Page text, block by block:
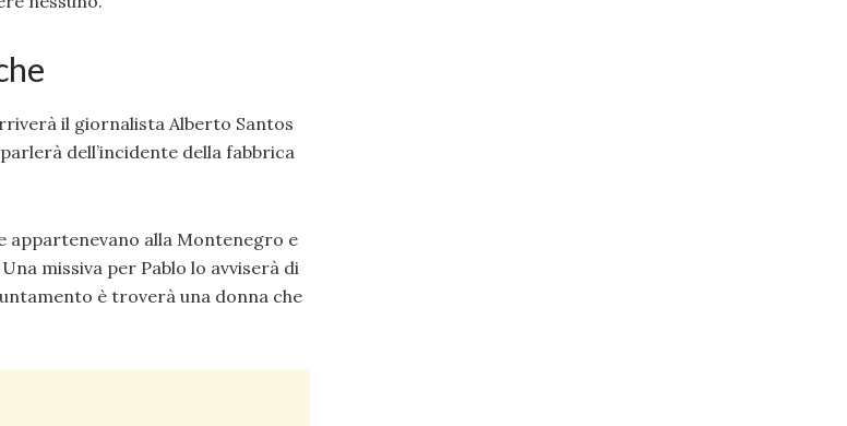
il giornalista Alberto Santos
dell’incidente della fabbrica
appartenevano alla Montenegro e
Una missiva per Pablo lo avviserà di
è troverà una donna che